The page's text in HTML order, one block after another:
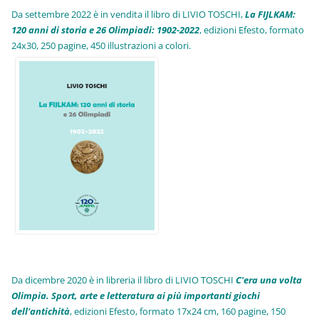
Da settembre 2022 è in vendita il libro di LIVIO TOSCHI,La FIJLKAM:
120 anni di storia e 26 Olimpiadi: 1902-2022, edizioni Efesto, formato
24x30, 250 pagine, 450 illustrazioni a colori.
Da dicembre 2020 è in libreria il libro di LIVIO TOSCHIC'era una volta
Olimpia. Sport, arte e letteratura ai più importanti giochi
dell'antichità,edizioni Efesto, formato 17x24 cm, 160 pagine, 150